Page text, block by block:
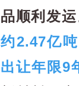
品顺利发运
约2.47亿
出让年限9